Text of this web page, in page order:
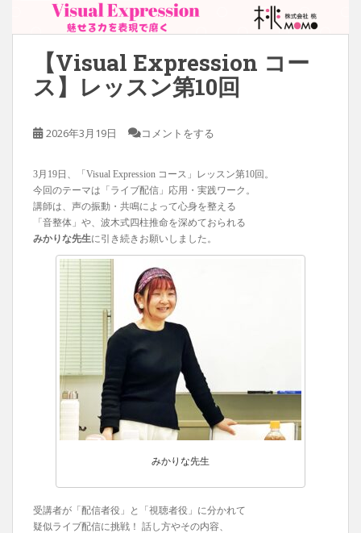
【Visual Expression コー
ス】レッスン第10回
2026年3月19日 コメントをする
3月19日、「Visual Expression コース」レッスン第10回。
今回のテーマは「ライブ配信」応用・実践ワーク。
講師は、声の振動・共鳴によって心身を整える
「音整体」や、波木式四柱推命を深めておられる
みかりな先生に引き続きお願いしました。
みかりな先生
受講者が「配信者役」と「視聴者役」に分かれて
疑似ライブ配信に挑戦！ 話し方やその内容、